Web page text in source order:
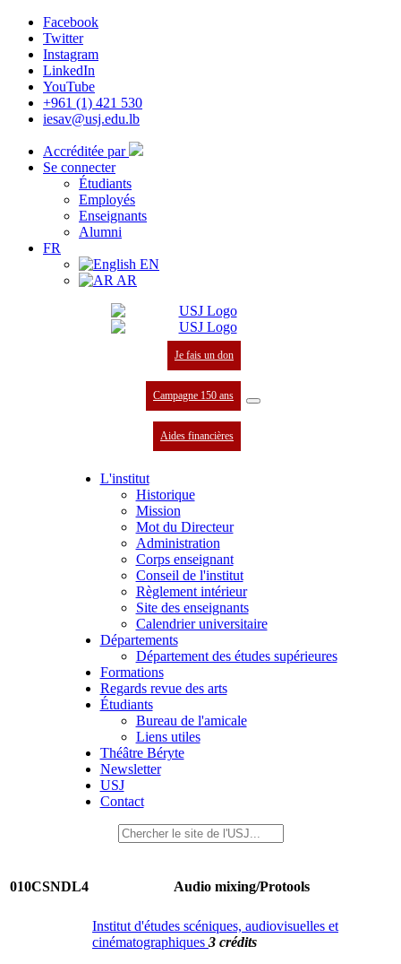
Facebook
Twitter
Instagram
LinkedIn
YouTube
+961 (1) 421 530
iesav@usj.edu.lb
Accréditée par
Se connecter
Étudiants
Employés
Enseignants
Alumni
FR
EN
AR
Je fais un don
Campagne 150 ans
Aides financières
L'institut
Historique
Mission
Mot du Directeur
Administration
Corps enseignant
Conseil de l'institut
Règlement intérieur
Site des enseignants
Calendrier universitaire
Départements
Département des études supérieures
Formations
Regards revue des arts
Étudiants
Bureau de l'amicale
Liens utiles
Théâtre Béryte
Newsletter
USJ
Contact
010CSNDL4 Audio mixing/Protools
Institut d'études scéniques, audiovisuelles et
cinématographiques 3 crédits